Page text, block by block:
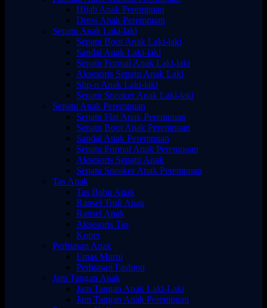
Hijab Anak Perempuan
Dress Anak Perempuan
Sepatu Anak Laki-laki
Sepatu Boot Anak Laki-laki
Sandal Anak Laki-laki
Sepatu Formal Anak Laki-laki
Aksesoris Sepatu Anak Laki
Slip-n Anak Laki-laki
Sepatu Sneaker Anak Laki-laki
Sepatu Anak Perempuan
Sepatu Flat Anak Perempuan
Sepatu Boot Anak Perempuan
Sandal Anak Perempuan
Sepatu Formal Anak Perempuan
Aksesoris Sepatu Anak
Sepatu Sneaker Anak Perempuan
Tas Anak
Tas Bahu Anak
Ransel Troli Anak
Ransel Anak
Aksesoris Tas
Koper
Perhiasan Anak
Emas Murni
Perhiasan Fashion
Jam Tangan Anak
Jam Tangan Anak Laki-Laki
Jam Tangan Anak Perempuan